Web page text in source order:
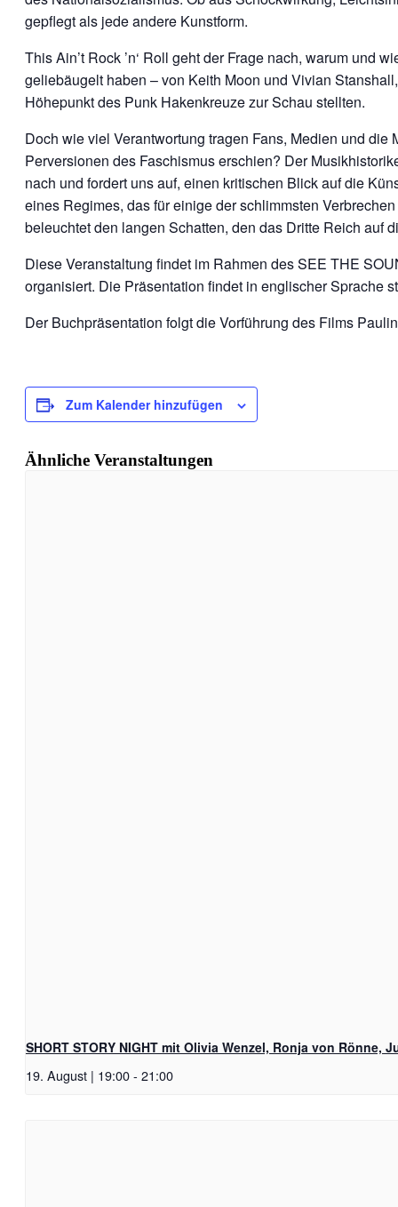
gepflegt als jede andere Kunstform.
This Ain’t Rock ’n‘ Roll geht der Frage nach, warum und
geliebäugelt haben – von Keith Moon und Vivian
Höhepunkt des Punk Hakenkreuze zur Schau stellten.
Doch wie viel Verantwortung tragen Fans, Medien und
Perversionen des Faschismus erschien? Der
nach und fordert uns auf, einen kritischen Blick auf die
eines Regimes, das für einige der schlimmsten
beleuchtet den langen Schatten, den das Dritte Reich auf
Diese Veranstaltung findet im Rahmen des SEE THE
organisiert. Die Präsentation findet in englischer Sprache
Der Buchpräsentation folgt die Vorführung des Films
Zum Kalender hinzufügen
Ähnliche Veranstaltungen
SHORT STORY NIGHT mit Olivia Wenzel, Ronja von Rönne,
19. August | 19:00- 21:00